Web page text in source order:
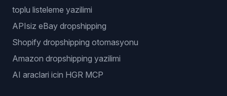
toplu listeleme yazilimi
APIsiz eBay dropshipping
Shopify dropshipping otomasyonu
Amazon dropshipping yazilimi
AI araclari icin HGR MCP